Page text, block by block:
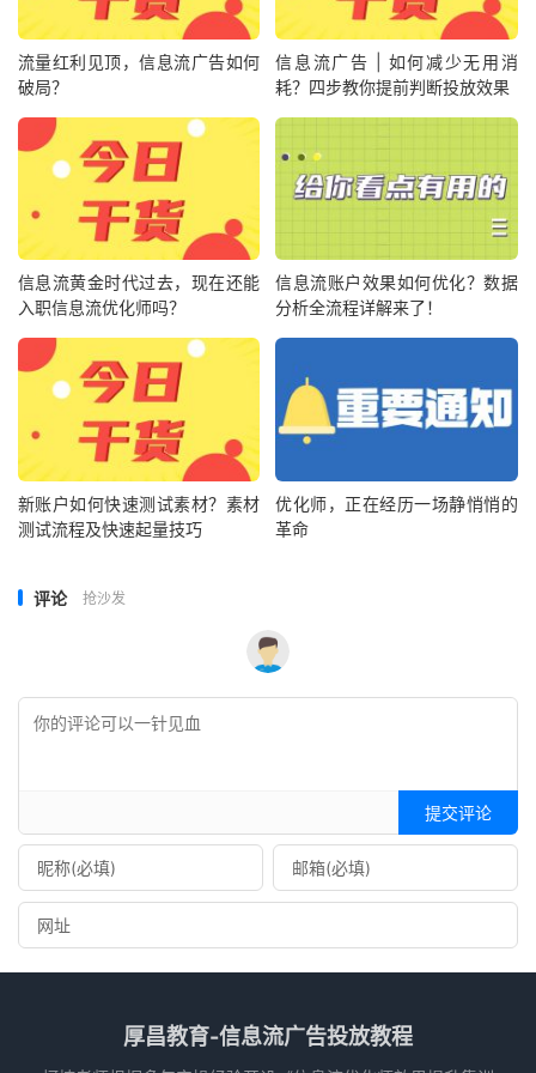
流量红利见顶，信息流广告如何
破局？
信息流广告 | 如何减少无用消
耗？四步教你提前判断投放效果
信息流黄金时代过去，现在还能
入职信息流优化师吗？
信息流账户效果如何优化？数据
分析全流程详解来了！
新账户如何快速测试素材？素材
测试流程及快速起量技巧
优化师，正在经历一场静悄悄的
革命
评论 抢沙发
提交评论
厚昌教育-信息流广告投放教程